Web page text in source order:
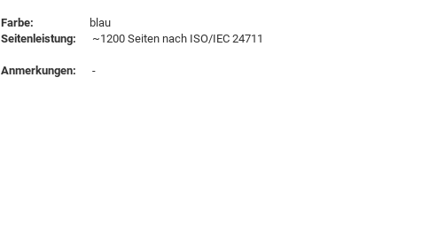
Farbe:
blau
Seitenleistung: ~1200 Seiten nach ISO/IEC 24711
Anmerkungen: -